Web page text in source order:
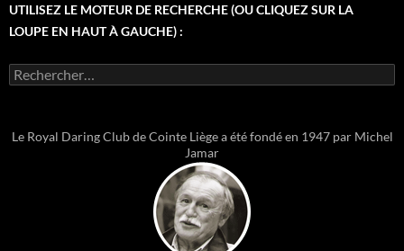
UTILISEZ LE MOTEUR DE RECHERCHE (OU CLIQUEZ SUR LA
LOUPE EN HAUT À GAUCHE) :
Rechercher :
Le Royal Daring Club de Cointe Liège a été fondé en 1947 par Michel
Jamar